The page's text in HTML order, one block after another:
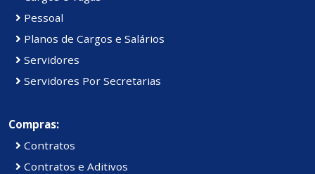
Pessoal
Planos de Cargos e Salários
Servidores
Servidores Por Secretarias
Compras:
Contratos
Contratos e Aditivos